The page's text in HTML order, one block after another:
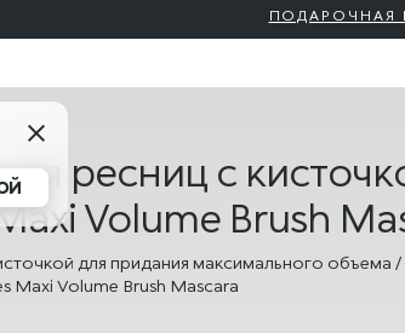
ПОДАРОЧНАЯ
ресниц с
Volume Brush